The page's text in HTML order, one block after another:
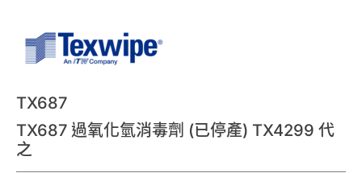
繁體中文
TX687
TX687 過氧化氫消毒劑 (已停產) TX4299 代
之